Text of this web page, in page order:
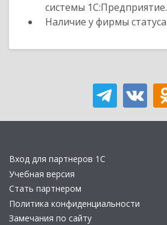
системы 1С:Предприятие.
Наличие у фирмы статуса
Вход для партнеров 1С
Учебная версия
Стать партнером
Политика конфиденциальности
Замечания по сайту